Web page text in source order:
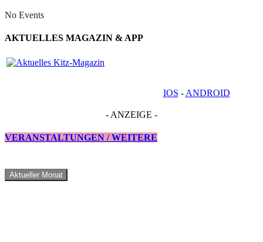
No Events
AKTUELLES MAGAZIN & APP
IOS - ANDROID
- ANZEIGE -
VERANSTALTUNGEN / WEITERE
Aktueller Monat